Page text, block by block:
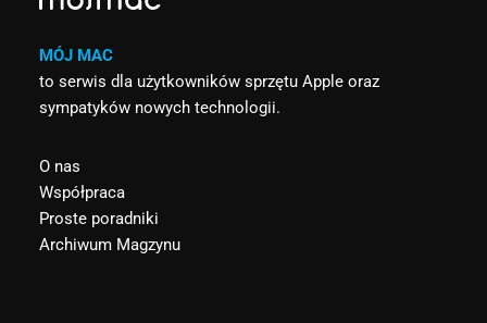
MÓJ MAC
to serwis dla użytkowników sprzętu Apple oraz
sympatyków nowych technologii.
O nas
Współpraca
Proste poradniki
Archiwum Magzynu